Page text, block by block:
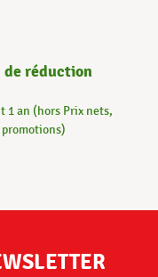
de réduction
1 an (hors Prix nets,
promotions)